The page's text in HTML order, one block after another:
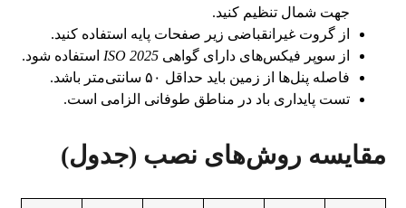
جهت شمال تنظیم کنید.
از گروت غیرانقباضی زیر صفحات پایه استفاده کنید.
از سوپر فیکس‌های دارای گواهیISO 2025 استفاده شود.
فاصله پنل‌ها از زمین باید حداقل ۵۰ سانتی‌متر باشد.
تست پایداری باد در مناطق طوفانی الزامی است.
مقایسه روش‌های نصب (جدول)